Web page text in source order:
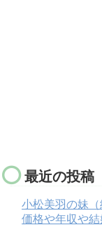
最近の投稿
小松美羽の妹
価格や年収や結